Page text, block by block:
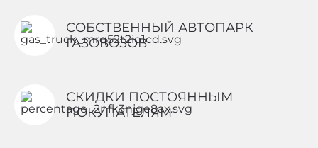
СОБСТВЕННЫЙ АВТОПАРК
ГАЗОВОЗОВ
СКИДКИ ПОСТОЯННЫМ
ПОКУПАТЕЛЯМ